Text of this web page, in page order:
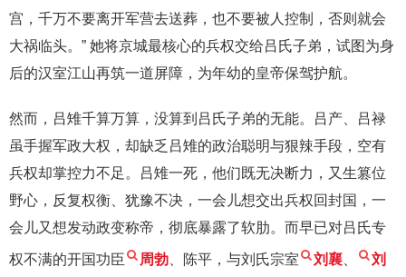
宫，千万不要离开军营去送葬，也不要被人控制，否则就会
大祸临头。” 她将京城最核心的兵权交给吕氏子弟，试图为身
后的汉室江山再筑一道屏障，为年幼的皇帝保驾护航。
然而，吕雉千算万算，没算到吕氏子弟的无能。吕产、吕禄
虽手握军政大权，却缺乏吕雉的政治聪明与狠辣手段，空有
兵权却掌控力不足。吕雉一死，他们既无决断力，又生篡位
野心，反复权衡、犹豫不决，一会儿想交出兵权回封国，一
会儿又想发动政变称帝，彻底暴露了软肋。而早已对吕氏专
权不满的开国功臣 周勃 、陈平，与刘氏宗室 刘襄
刘